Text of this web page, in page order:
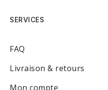
SERVICES
FAQ
Livraison & retours
Mon compte